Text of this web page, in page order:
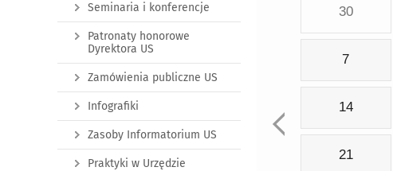
30
7
14
21
Seminaria i konferencje
Patronaty honorowe
Dyrektora US
Zamówienia publiczne US
Infografiki
Zasoby Informatorium US
Praktyki w Urzędzie